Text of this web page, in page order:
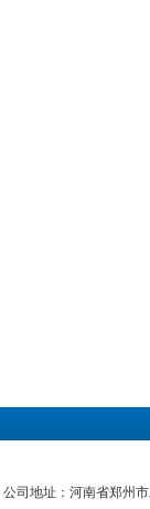
公司地址：河南省郑州